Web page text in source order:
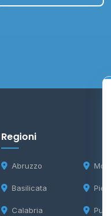
Regioni
Abruzzo
Basilicata
Calabria Puglia